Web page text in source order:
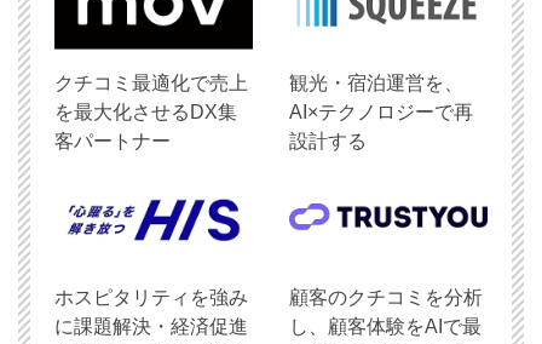
クチコミ最適化で売上
を最大化させるDX集
客パートナー
観光・宿泊運営を、
AI×テクノロジーで再
設計する
ホスピタリティを強み
に課題解決・経済促進
顧客のクチコミを分析
し、顧客体験をAIで最